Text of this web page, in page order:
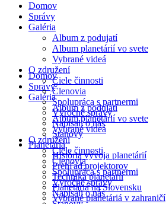
Domov
Správy
Galéria
Album z podujatí
Album planetárií vo svete
Vybrané videá
O združení
Ciele činnosti
Členovia
Spolupráca s partnermi
Výročné správy
Napísali o nás
Domov
Správy
Galéria
Album z podujatí
Album planetárií vo svete
Vybrané videá
O združení
Ciele činnosti
Členovia
Spolupráca s partnermi
Výročné správy
Napísali o nás
Stanovy
Planetáriá
História vývoja planetárií
Prehľad projektorov
Technika planetárií
Planetáriá na Slovensku
Vybrané planetáriá v zahraničí